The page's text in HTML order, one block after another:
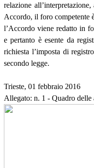
relazione
Accordo, il foro competente
l’Accordo viene redatto in
e pertanto è esente da
richiesta l’imposta di
secondo legge.
Trieste, 01 febbraio 2016
Allegato: n. 1 - Quadro delle